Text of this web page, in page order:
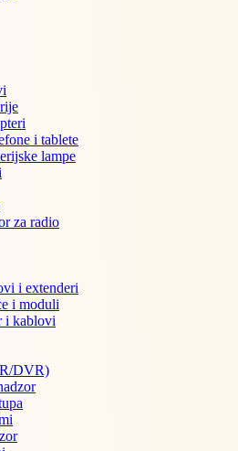
i tablete
lampe
za radio
i extenderi
i moduli
i kablovi
DVR)